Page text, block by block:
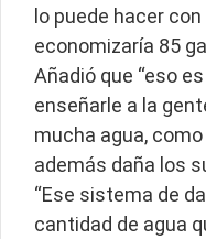
lo puede hacer
economizaría 85
Añadió que “eso
enseñarle a la
mucha agua,
además daña los
“Ese sistema de
cantidad de agua